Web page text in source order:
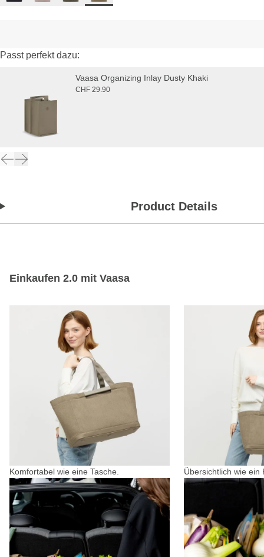
Passt perfekt dazu:
Vaasa Organizing Inlay Dusty Khaki
CHF 29.90
Product Details
Einkaufen 2.0 mit Vaasa
Komfortabel wie eine Tasche. Übersichtlich wie ein